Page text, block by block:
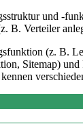
und -
B. Verteiler
(z. B.
Sitemap)